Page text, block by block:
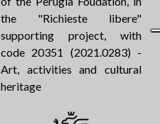
the "Richieste libere"
supporting project, with
code 20351 (2021.0283) -
Art, activities and cultural
heritage